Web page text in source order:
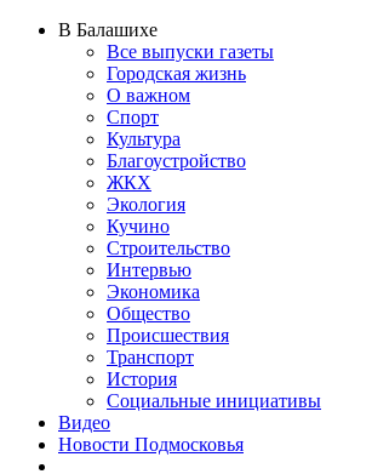
В Балашихе
Все выпуски газеты
Городская жизнь
О важном
Спорт
Культура
Благоустройство
ЖКХ
Экология
Кучино
Строительство
Интервью
Экономика
Общество
Происшествия
Транспорт
История
Социальные инициативы
Видео
Новости Подмосковья